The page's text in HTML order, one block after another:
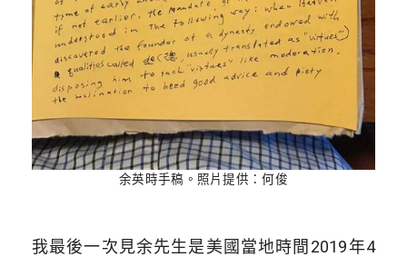
余英時手稿。照片提供：何俊
我最後一次見余先生是美國當地時間2019年4